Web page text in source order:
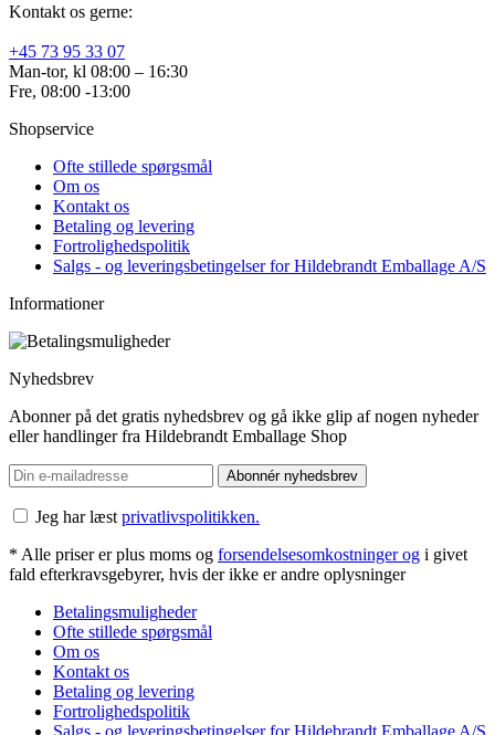
Kontakt os gerne:
+45 73 95 33 07
Man-tor, kl 08:00 – 16:30
Fre, 08:00 -13:00
Shopservice
Ofte stillede spørgsmål
Om os
Kontakt os
Betaling og levering
Fortrolighedspolitik
Salgs - og leveringsbetingelser for Hildebrandt Emballage A/S
Informationer
Nyhedsbrev
Abonner på det gratis nyhedsbrev og gå ikke glip af nogen nyheder
eller handlinger fra Hildebrandt Emballage Shop
Abonnér nyhedsbrev
Jeg har læst privatlivspolitikken.
* Alle priser er plus moms og forsendelsesomkostninger og i givet
fald efterkravsgebyrer, hvis der ikke er andre oplysninger
Betalingsmuligheder
Ofte stillede spørgsmål
Om os
Kontakt os
Betaling og levering
Fortrolighedspolitik
Salgs - og leveringsbetingelser for Hildebrandt Emballage A/S